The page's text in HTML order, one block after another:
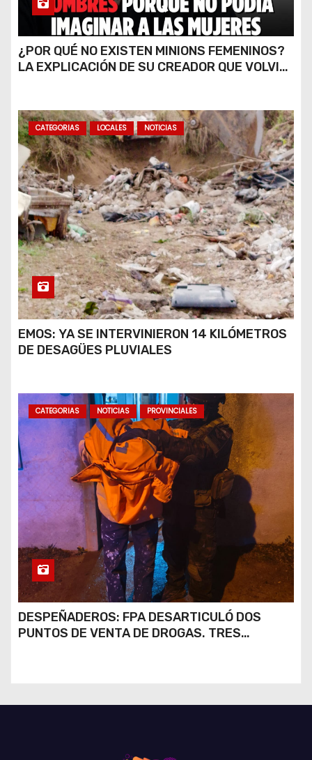
¿POR QUÉ NO EXISTEN MINIONS FEMENINOS?
LA EXPLICACIÓN DE SU CREADOR QUE VOLVIÓ
CATEGORIAS LOCALES NOTICIAS
EMOS: YA SE INTERVINIERON 14 KILÓMETROS
DE DESAGÜES PLUVIALES
CATEGORIAS NOTICIAS PROVINCIALES
DESPEÑADEROS: FPA DESARTICULÓ DOS
PUNTOS DE VENTA DE DROGAS. TRES